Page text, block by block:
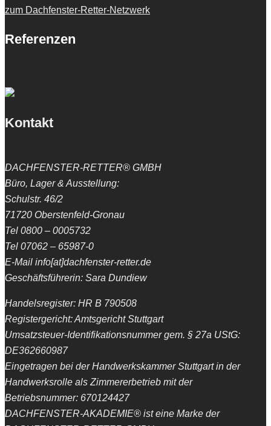
zum Dachfenster-Retter-Netzwerk
Referenzen
Kontakt
DACHFENSTER-RETTER® GMBH
Büro, Lager & Ausstellung:
Schulstr. 46/2
71720 Oberstenfeld-Gronau
Tel 0800 – 0005732
Tel 07062 – 65987-0
E-Mail info[at]dachfenster-retter.de
Geschäftsführerin: Sara Dundiew
Handelsregister: HR B 790508
Registergericht: Amtsgericht Stuttgart
Umsatzsteuer-Identifikationsnummer gem. § 27a UStG:
DE362660987
Eingetragen bei der Handwerkskammer Stuttgart in der
Handwerksrolle als Zimmererbetrieb mit der
Betriebsnummer: 670124427
DACHFENSTER-AKADEMIE® ist eine Marke der